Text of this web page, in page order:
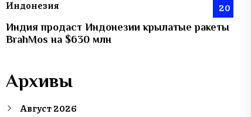
Индонезия 20
Индия продаст Индонезии крылатые ракеты
BrahMos на $630 млн
Архивы
Август 2026